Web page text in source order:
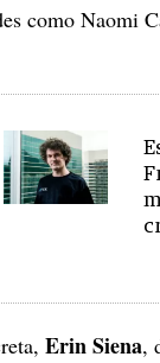
como Naomi
Erin Siena,